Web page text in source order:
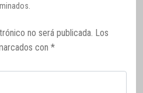
no será publicada. Los
con *